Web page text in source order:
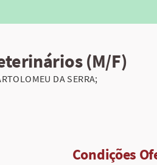
(M/F)
DA SERRA;
Condições